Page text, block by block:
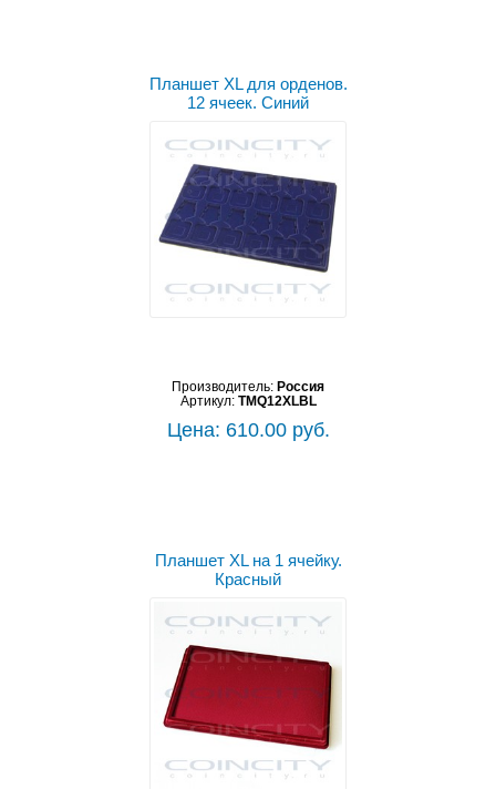
Планшет XL для орденов.
12 ячеек. Синий
Производитель: Россия
Артикул: TMQ12XLBL
Цена: 610.00 руб.
Планшет XL на 1 ячейку.
Красный